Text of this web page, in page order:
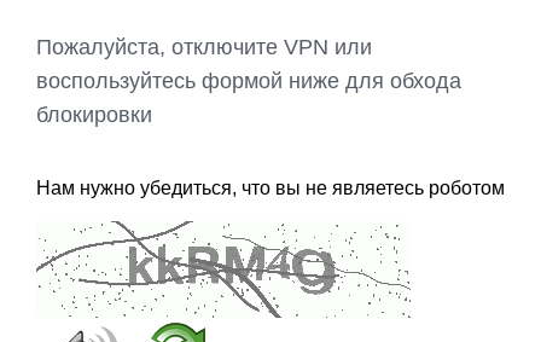
Пожалуйста, отключите VPN или
воспользуйтесь формой ниже для обхода
блокировки
Нам нужно убедиться, что вы не являетесь роботом